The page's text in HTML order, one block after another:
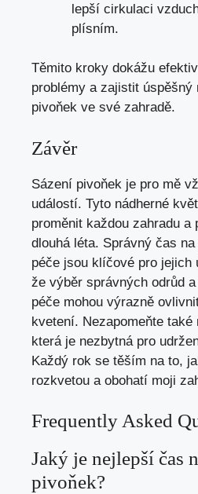
lepší cirkulaci
plísním.
Těmito kroky dokážu
problémy a zajistit úspěšný
pivoňek ve své zahradě.
Závěr
Sázení pivoňek je pro mě
událostí. Tyto nádherné
proměnit každou zahradu a
dlouhá léta. Správný čas
péče jsou klíčové pro jejich
že výběr správných odrůd
péče mohou výrazně
kvetení. Nezapomeňte
která je nezbytná pro
Každý rok se těším na to,
rozkvetou a obohatí moji
Frequently Asked
Jaký je nejlepší čas
pivoňek?